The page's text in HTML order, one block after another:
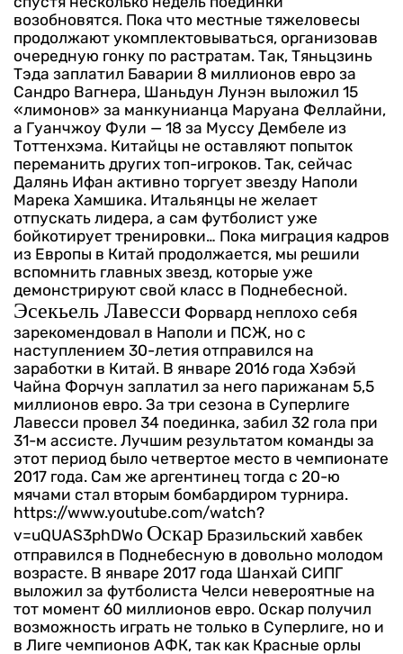
возобновятся. Пока что местные тяжеловесы
продолжают укомплектовываться, организовав
очередную гонку по растратам. Так, Тяньцзинь
Тэда заплатил Баварии 8 миллионов евро за
Сандро Вагнера, Шаньдун Лунэн выложил 15
«лимонов» за манкунианца Маруана Феллайни,
а Гуанчжоу Фули — 18 за Муссу Дембеле из
Тоттенхэма. Китайцы не оставляют попыток
переманить других топ-игроков. Так, сейчас
Далянь Ифан активно торгует звезду Наполи
Марека Хамшика. Итальянцы не желает
отпускать лидера, а сам футболист уже
бойкотирует тренировки… Пока миграция кадров
из Европы в Китай продолжается, мы решили
вспомнить главных звезд, которые уже
демонстрируют свой класс в Поднебесной.
Эсекьель Лавесси Форвард неплохо себя
зарекомендовал в Наполи и ПСЖ, но с
наступлением 30-летия отправился на
заработки в Китай. В январе 2016 года Хэбэй
Чайна Форчун заплатил за него парижанам 5,5
миллионов евро. За три сезона в Суперлиге
Лавесси провел 34 поединка, забил 32 гола при
31-м ассисте. Лучшим результатом команды за
этот период было четвертое место в чемпионате
2017 года. Сам же аргентинец тогда с 20-ю
мячами стал вторым бомбардиром турнира.
https://www.youtube.com/watch?
v=uQUAS3phDWo Оскар Бразильский хавбек
отправился в Поднебесную в довольно молодом
возрасте. В январе 2017 года Шанхай СИПГ
выложил за футболиста Челси невероятные на
тот момент 60 миллионов евро. Оскар получил
возможность играть не только в Суперлиге, но и
в Лиге чемпионов АФК, так как Красные орлы